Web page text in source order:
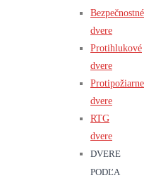
Bezpečnostné
dvere
Protihlukové
dvere
Protipožiarne
dvere
RTG
dvere
DVERE
PODĽA